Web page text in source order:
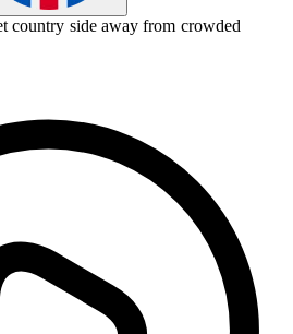
country side away from crowded